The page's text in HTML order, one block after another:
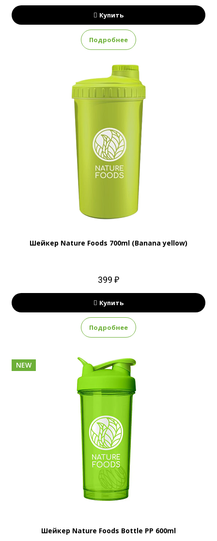
Купить
Подробнее
Шейкер Nature Foods 700ml (Banana yellow)
399 ₽
Купить
Подробнее
NEW
Шейкер Nature Foods Bottle PP 600ml